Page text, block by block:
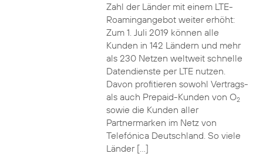
Zahl der Länder mit einem LTE-
Roamingangebot weiter erhöht:
Zum 1. Juli 2019 können alle
Kunden in 142 Ländern und mehr
als 230 Netzen weltweit schnelle
Datendienste per LTE nutzen.
Davon profitieren sowohl Vertrags-
als auch Prepaid-Kunden von O2
sowie die Kunden aller
Partnermarken im Netz von
Telefónica Deutschland. So viele
Länder […]